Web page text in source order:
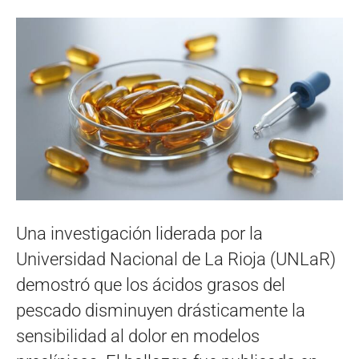
Una investigación liderada por la
Universidad Nacional de La Rioja (UNLaR)
demostró que los ácidos grasos del
pescado disminuyen drásticamente la
sensibilidad al dolor en modelos